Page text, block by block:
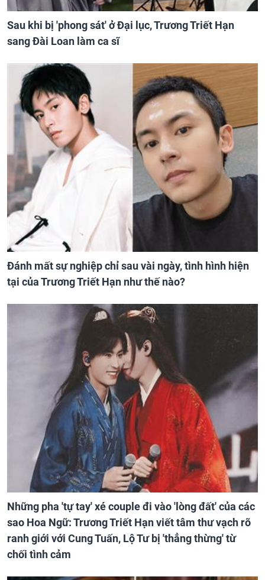
Sau khi bị 'phong sát' ở Đại lục, Trương Triết Hạn
sang Đài Loan làm ca sĩ
Đánh mất sự nghiệp chỉ sau vài ngày, tình hình hiện
tại của Trương Triết Hạn như thế nào?
Những pha 'tự tay' xé couple đi vào 'lòng đất' của các
sao Hoa Ngữ: Trương Triết Hạn viết tâm thư vạch rõ
ranh giới với Cung Tuấn, Lộ Tư bị 'thẳng thừng' từ
chối tình cảm